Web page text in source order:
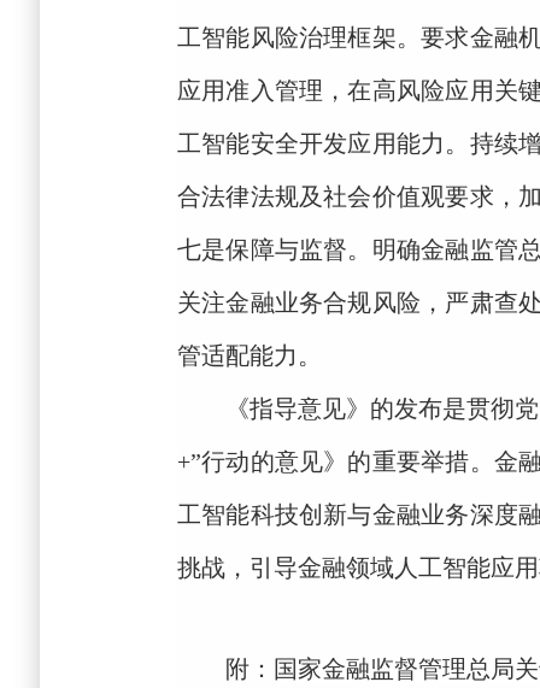
工智能风险治理框架。要求金融
应用准入管理，在高风险应用关
工智能安全开发应用能力 。持续
合法律法规及社会价值观要求，
七是保障与监督。明确金融监管
关注金融业务合规风险，严肃查
管适配能力。
《指导意见》的发布是贯彻
+”行动的意见》的重要举措。金
工智能科技创新与金融业务深度
挑战， 引导金融领域人工智能应
附： 国家金融监督管理总局